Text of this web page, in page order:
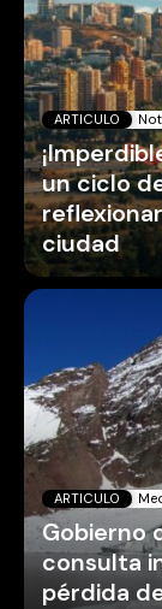
ARTICULO
un ciclo
ciudad
ARTICULO
Gobierno
consulta
pérdida